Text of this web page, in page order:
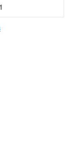
1